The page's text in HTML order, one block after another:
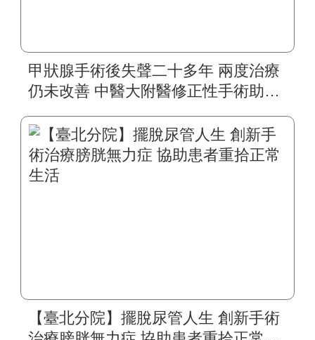
甲狀腺手術後失聲二十多年 兩度治療
仍未改善 中醫大附醫修正性手術助四
【臺北分院】擺脫尿管人生 創新手術